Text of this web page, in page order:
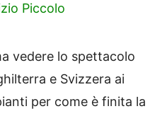
Piccolo
vedere lo spettacolo
e Svizzera ai
per come è finita la